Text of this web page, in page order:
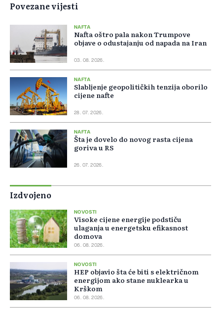
Povezane vijesti
NAFTA
Nafta oštro pala nakon Trumpove
objave o odustajanju od napada na Iran
03. 08. 2026.
NAFTA
Slabljenje geopolitičkih tenzija oborilo
cijene nafte
28. 07. 2026.
NAFTA
Šta je dovelo do novog rasta cijena
goriva u RS
26. 07. 2026.
Izdvojeno
NOVOSTI
Visoke cijene energije podstiču
ulaganja u energetsku efikasnost
domova
06. 08. 2026.
NOVOSTI
HEP objavio šta će biti s električnom
energijom ako stane nuklearka u
Krškom
06. 08. 2026.